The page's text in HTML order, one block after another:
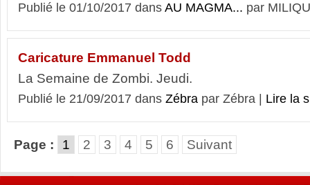
Publié le 01/10/2017 dans AU MAGMA... par
Caricature Emmanuel Todd
La Semaine de Zombi. Jeudi.
Publié le 21/09/2017 dans Zébra par Zébra | Lire la
Page : 1 2 3 4 5 6 Suivant